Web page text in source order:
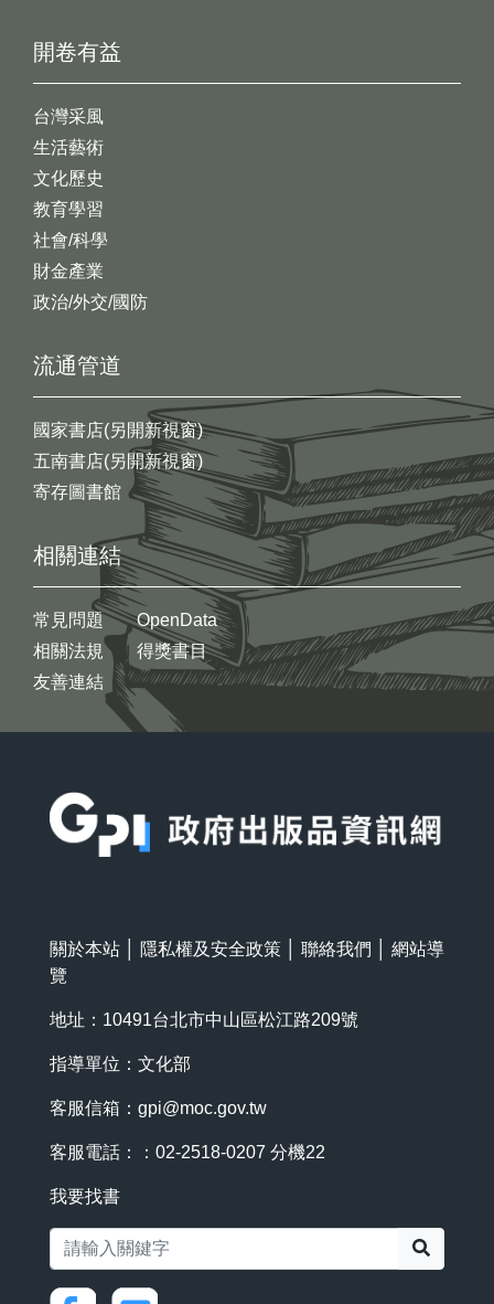
開卷有益
台灣采風
生活藝術
文化歷史
教育學習
社會/科學
財金產業
政治/外交/國防
流通管道
國家書店(另開新視窗)
五南書店(另開新視窗)
寄存圖書館
相關連結
常見問題
相關法規
友善連結
OpenData
得獎書目
關於本站 隱私權及安全政策 聯絡我們
網站導
覽
地址：10491台北市中山區松江路209號
指導單位：文化部
客服信箱： gpi@moc.gov.tw
客服電話：：02-2518-0207 分機22
我要找書